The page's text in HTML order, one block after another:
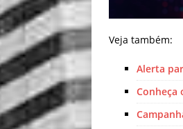
Veja também:
Alerta
Conheça